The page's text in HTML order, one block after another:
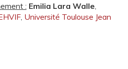
: Emilia Lara Walle
, Université Toulouse Jean